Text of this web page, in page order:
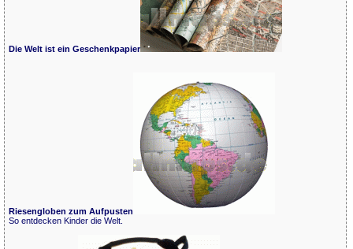
Die Welt ist ein Geschenkpapier
Riesengloben zum Aufpusten
So entdecken Kinder die Welt.